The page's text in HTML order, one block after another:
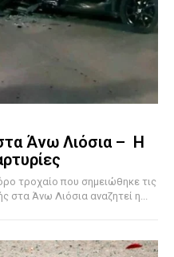
Άνω Λιόσια – Η
τροχαίο που σημειώθηκε τις
στα Άνω Λιόσια αναζητεί η...